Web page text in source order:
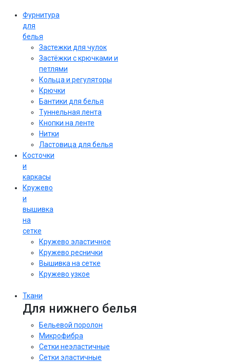
Фурнитура
для
белья
Застежки для чулок
Застёжки с крючками и
петлями
Кольца и регуляторы
Крючки
Бантики для белья
Туннельная лента
Кнопки на ленте
Нитки
Ластовица для белья
Косточки
и
каркасы
Кружево
и
вышивка
на
сетке
Кружево эластичное
Кружево реснички
Вышивка на сетке
Кружево узкое
Ткани
Для нижнего белья
Бельевой поролон
Микрофибра
Сетки неэластичные
Сетки эластичные